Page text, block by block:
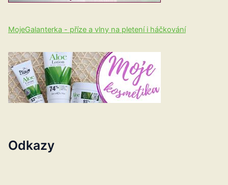
MojeGalanterka - příze a vlny na pletení i háčkování
Odkazy